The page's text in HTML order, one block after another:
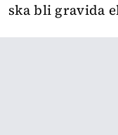
ska bli gravida